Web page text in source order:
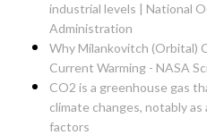
industrial levels | National
Administration
Why Milankovitch (Orbital)
Current Warming - NASA
CO2 is a greenhouse gas
climate changes, notably
factors